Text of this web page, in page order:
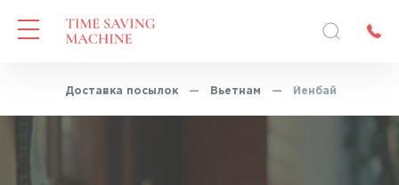
Доставка посылок — Вьетнам — Йенбай